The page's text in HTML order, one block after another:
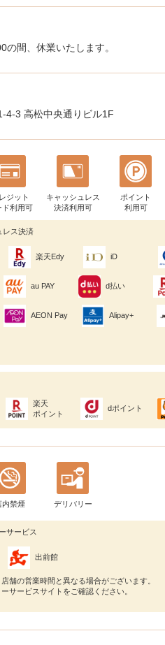
間、休業いたします。
4-3 高松中央通りビル1F
ジット
ド利用可
キャッシュレス
決済利用可
ポイント
利用可
レス決済
楽天Edy iD
au PAY d払い
AEON Pay Alipay+
楽天
ポイント
dポイント
内禁煙 デリバリー
サービス
出前館
舗の営業時間と異なる場合がございます。
サービスサイトをご確認ください。